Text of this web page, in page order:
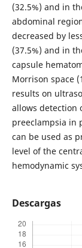
(32.5%) and in
abdominal
decreased by
(37.5%) and in
capsule
Morrison space
results on
allows detection
preeclampsia in
can be used as
level of the
hemodynamic
Descargas